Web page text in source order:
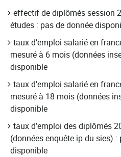
effectif de diplômés session
études : pas de donnée
taux d’emploi salarié en
mesuré à 6 mois (données
disponible
taux d’emploi salarié en
mesuré à 18 mois (données
disponible
taux d’emploi des diplômés
(données enquête ip du sies) :
disponible